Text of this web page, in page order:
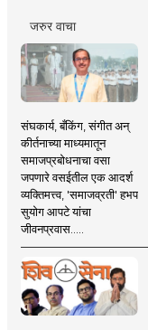
जरुर वाचा
संघकार्य, बँकिंग, संगीत अन्
कीर्तनाच्या माध्यमातून
समाजप्रबोधनाचा वसा
जपणारे वसईतील एक आदर्श
व्यक्तिमत्त्व, 'समाजव्रती' हभप
सुयोग आपटे यांचा
जीवनप्रवास.....